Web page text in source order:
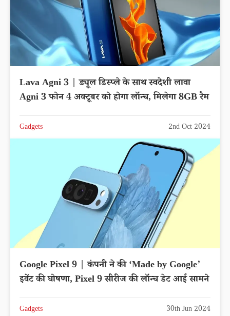
Lava Agni 3 | ड्यूल डिस्प्ले के साथ स्वदेशी लावा
Agni 3 फोन 4 अक्टूबर को होगा लॉन्च, मिलेगा 8GB रैम
Gadgets 2nd Oct 2024
Google Pixel 9 | कंपनी ने की ‘Made by Google’
इवेंट की घोषणा, Pixel 9 सीरीज की लॉन्च डेट आई सामने
Gadgets 30th Jun 2024